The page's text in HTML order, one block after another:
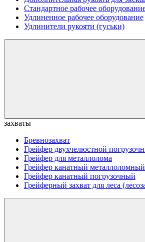
Стандартное рабочее
Удлиненное рабочее оборудование
Удлинители рукояти (гуськи)
захваты
Бревнозахват
Грейфер двухчелюстной
Грейфер для металлолома
Грейфер канатный металлоломный
Грейфер канатный погрузочный
Грейферный захват для леса